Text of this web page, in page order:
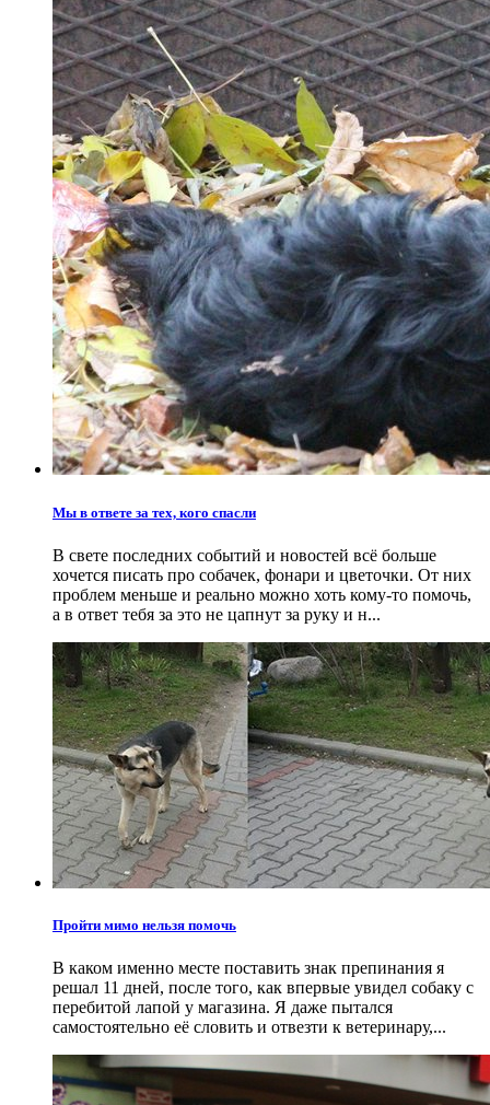
Мы в ответе за тех, кого спасли
В свете последних событий и новостей всё больше
хочется писать про собачек, фонари и цветочки. От них
проблем меньше и реально можно хоть кому-то помочь,
а в ответ тебя за это не цапнут за руку и н...
Пройти мимо нельзя помочь
В каком именно месте поставить знак препинания я
решал 11 дней, после того, как впервые увидел собаку с
перебитой лапой у магазина. Я даже пытался
самостоятельно её словить и отвезти к ветеринару,...